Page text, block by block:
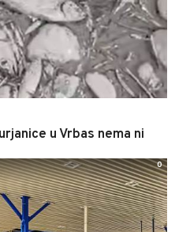
u Vrbas nema ni
0